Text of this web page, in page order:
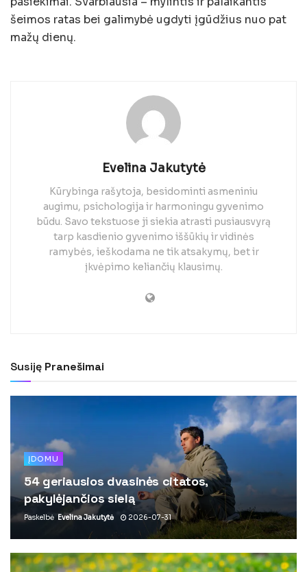
šeimos ratas bei galimybė ugdyti įgūdžius nuo pat
mažų dienų.
Evelina Jakutytė
Kūrybinga rašytoja, besidominti asmeniniu
augimu, psichologija ir harmoningu gyvenimo
būdu. Savo tekstuose ji siekia atrasti pusiausvyrą
tarp kasdienio gyvenimo iššūkių ir vidinės
ramybės, ieškodama ne tik atsakymų, bet ir
įkvėpimo keliančių klausimų.
Susiję Pranešimai
ĮDOMU
54 geriausios dvasinės citatos,
pakylėjančios sielą
Paskelbė Evelina Jakutytė 2026-07-31